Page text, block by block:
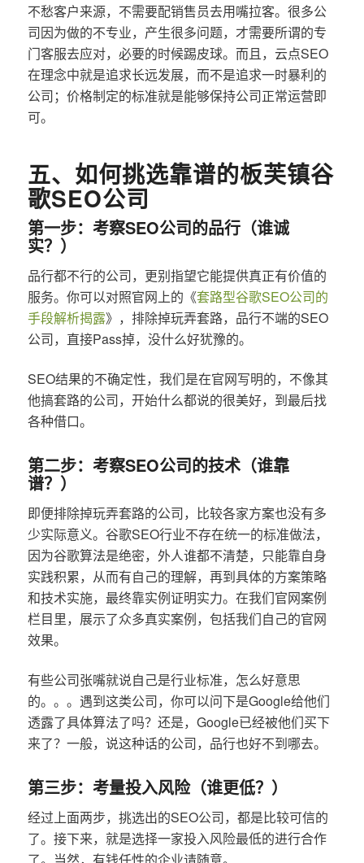
不愁客户来源，不需要配销售员去用嘴拉客。很多公
司因为做的不专业，产生很多问题，才需要所谓的专
门客服去应对，必要的时候踢皮球。而且，云点SEO
在理念中就是追求长远发展，而不是追求一时暴利的
公司；价格制定的标准就是能够保持公司正常运营即
可。
五、如何挑选靠谱的板芙镇谷
歌SEO公司
第一步：考察SEO公司的品行（谁诚
实？）
品行都不行的公司，更别指望它能提供真正有价值的
服务。你可以对照官网上的《套路型谷歌SEO公司的
手段解析揭露》，排除掉玩弄套路，品行不端的SEO
公司，直接Pass掉，没什么好犹豫的。
SEO结果的不确定性，我们是在官网写明的，不像其
他搞套路的公司，开始什么都说的很美好，到最后找
各种借口。
第二步：考察SEO公司的技术（谁靠
谱？）
即便排除掉玩弄套路的公司，比较各家方案也没有多
少实际意义。谷歌SEO行业不存在统一的标准做法，
因为谷歌算法是绝密，外人谁都不清楚，只能靠自身
实践积累，从而有自己的理解，再到具体的方案策略
和技术实施，最终靠实例证明实力。在我们官网案例
栏目里，展示了众多真实案例，包括我们自己的官网
效果。
有些公司张嘴就说自己是行业标准，怎么好意思
的。。。遇到这类公司，你可以问下是Google给他们
透露了具体算法了吗？还是，Google已经被他们买下
来了？一般，说这种话的公司，品行也好不到哪去。
第三步：考量投入风险（谁更低？）
经过上面两步，挑选出的SEO公司，都是比较可信的
了。接下来，就是选择一家投入风险最低的进行合作